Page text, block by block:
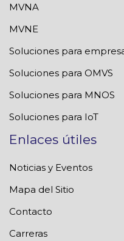
MVNA
MVNE
Soluciones para
Soluciones para OMVS
Soluciones para MNOS
Soluciones para IoT
Enlaces útiles
Noticias y Eventos
Mapa del Sitio
Contacto
Carreras